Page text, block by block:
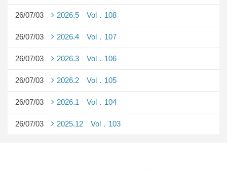
26/07/03 2026.5 Vol．108
26/07/03 2026.4 Vol．107
26/07/03 2026.3 Vol．106
26/07/03 2026.2 Vol．105
26/07/03 2026.1 Vol．104
26/07/03 2025.12 Vol．103